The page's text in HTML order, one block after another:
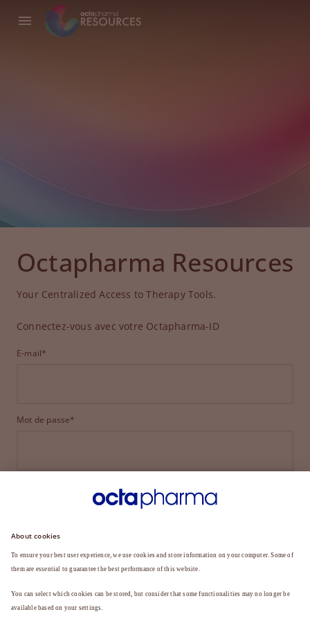
Octapharma Resources
Your Centralized Access to Therapy Tools.
Connectez-vous avec votre Octapharma-ID
E-mail*
Mot de passe*
CONNEXION
MOT DE PASSE OUBLIÉ ?
Vous n'êtes pas encore membre ?